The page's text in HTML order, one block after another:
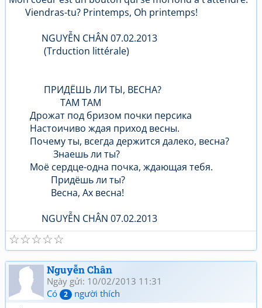
Viendras-tu? Printemps, Oh printemps!
NGUYỄN CHÂN 07.02.2013
(Trduction littérale)
ПРИДЁШЬ ЛИ ТЫ, ВЕСНА?
ТАМ ТАМ
Дрожат под бризом почки персика
Настоичиво ждая приход весны.
Почему ты, всегда держится далеко, весна?
Знаешь ли ты?
Моё сердце-одна почка, ждающая тебя.
Придёшь ли ты?
Весна, Ах весна!
NGUYỄN CHÂN 07.02.2013
☆
☆
☆
☆
☆
Nguyễn Chân
Ngày gửi: 10/02/2013 11:31
Có
2 người thích